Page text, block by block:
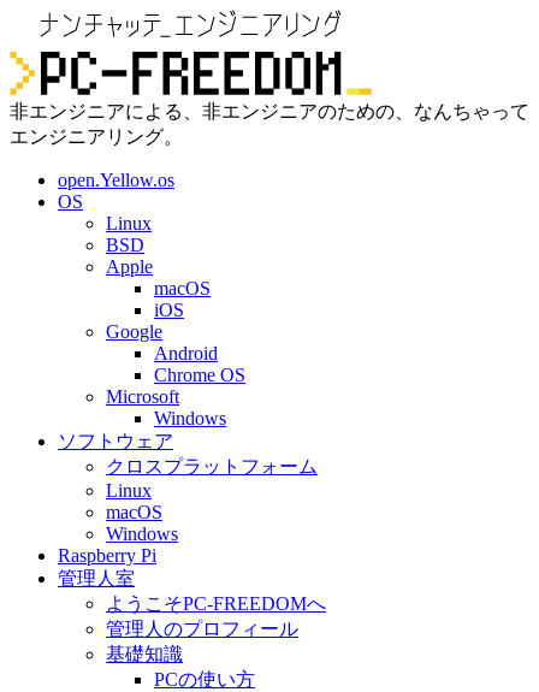
非エンジニアによる、非エンジニアのための、なんちゃって
エンジニアリング。
open.Yellow.os
OS
Linux
BSD
Apple
macOS
iOS
Google
Android
Chrome OS
Microsoft
Windows
ソフトウェア
クロスプラットフォーム
Linux
macOS
Windows
Raspberry Pi
管理人室
ようこそPC-FREEDOMへ
管理人のプロフィール
基礎知識
PCの使い方